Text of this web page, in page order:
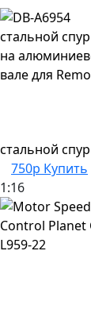
стальной
750р Купить
1:16